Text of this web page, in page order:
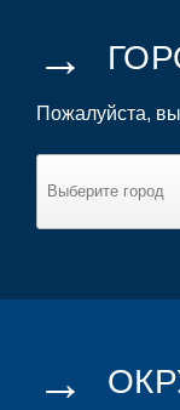
→
Пожалуйста,
→